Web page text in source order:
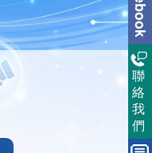
聯
絡
我
們